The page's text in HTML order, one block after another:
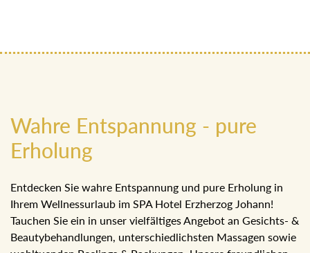
Wahre Entspannung - pure
Erholung
Entdecken Sie wahre Entspannung und pure Erholung in
Ihrem Wellnessurlaub im SPA Hotel Erzherzog Johann!
Tauchen Sie ein in unser vielfältiges Angebot an Gesichts-
& Beautybehandlungen, unterschiedlichsten Massagen